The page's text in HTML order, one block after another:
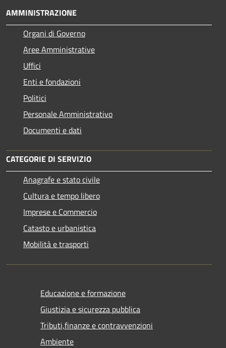
AMMINISTRAZIONE
Organi di Governo
Aree Amministrative
Uffici
Enti e fondazioni
Politici
Personale Amministrativo
Documenti e dati
CATEGORIE DI SERVIZIO
Anagrafe e stato civile
Cultura e tempo libero
Imprese e Commercio
Catasto e urbanistica
Mobilità e trasporti
Educazione e formazione
Giustizia e sicurezza pubblica
Tributi,finanze e contravvenzioni
Ambiente